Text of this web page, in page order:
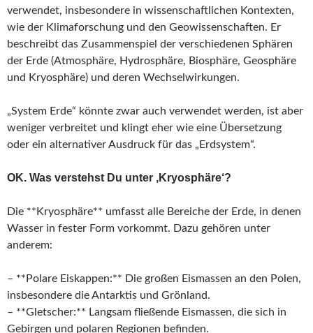
verwendet, insbesondere in wissenschaftlichen Kontexten,
wie der Klimaforschung und den Geowissenschaften. Er
beschreibt das Zusammenspiel der verschiedenen Sphären
der Erde (Atmosphäre, Hydrosphäre, Biosphäre, Geosphäre
und Kryosphäre) und deren Wechselwirkungen.
„System Erde“ könnte zwar auch verwendet werden, ist aber
weniger verbreitet und klingt eher wie eine Übersetzung
oder ein alternativer Ausdruck für das „Erdsystem“.
OK. Was verstehst Du unter ‚Kryosphäre‘?
Die **Kryosphäre** umfasst alle Bereiche der Erde, in denen
Wasser in fester Form vorkommt. Dazu gehören unter
anderem:
– **Polare Eiskappen:** Die großen Eismassen an den Polen,
insbesondere die Antarktis und Grönland.
– **Gletscher:** Langsam fließende Eismassen, die sich in
Gebirgen und polaren Regionen befinden.